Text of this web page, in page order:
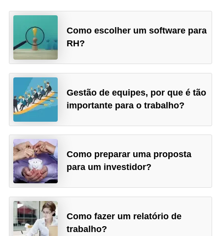
Como escolher um software para
RH?
Gestão de equipes, por que é tão
importante para o trabalho?
Como preparar uma proposta
para um investidor?
Como fazer um relatório de
trabalho?